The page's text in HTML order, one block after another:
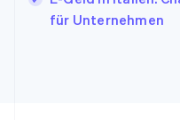
für Unternehmen
DeutschEnglish